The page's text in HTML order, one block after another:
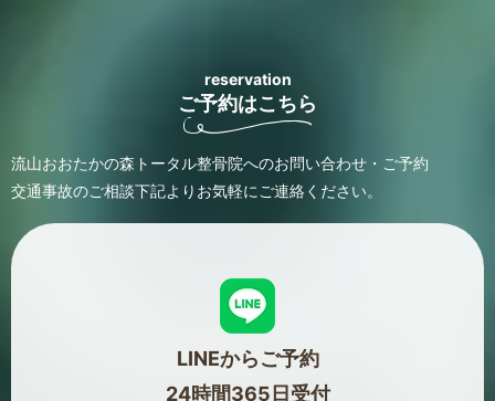
reservation
ご予約はこちら
流山おおたかの森トータル整骨院へのお問い合わせ・ご予約
交通事故のご相談下記よりお気軽にご連絡ください。
LINEからご予約
24時間365日受付